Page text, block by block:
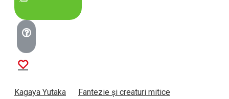
Kagaya Yutaka Fantezie și creaturi mitice